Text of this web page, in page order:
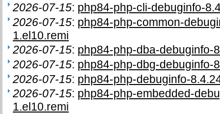
2026-07-15: php84-php-cli-debuginfo-
2026-07-15: php84-php-common-
1.el10.remi
2026-07-15: php84-php-dba-debuginfo-
2026-07-15: php84-php-dbg-debuginfo-
2026-07-15: php84-php-debuginfo-
2026-07-15: php84-php-embedded-
1.el10.remi